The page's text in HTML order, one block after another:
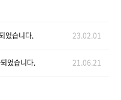
었습니다. 23.02.01
었습니다. 21.06.21